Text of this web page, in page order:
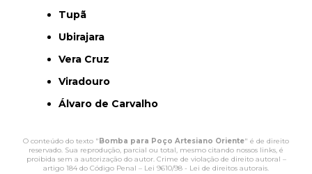
Tupã
Ubirajara
Vera Cruz
Viradouro
Álvaro de Carvalho
O conteúdo do texto " Bomba para Poço Artesiano Oriente" é de direito
reservado. Sua reprodução, parcial ou total, mesmo citando nossos links, é
proibida sem a autorização do autor. Crime de violação de direito autoral –
artigo 184 do Código Penal – Lei 9610/98 - Lei de direitos autorais.